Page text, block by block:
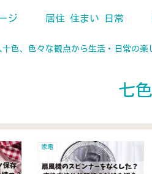
色、色々な観点から生活・日常の
七
ジ 居住 住まい 日常
地域